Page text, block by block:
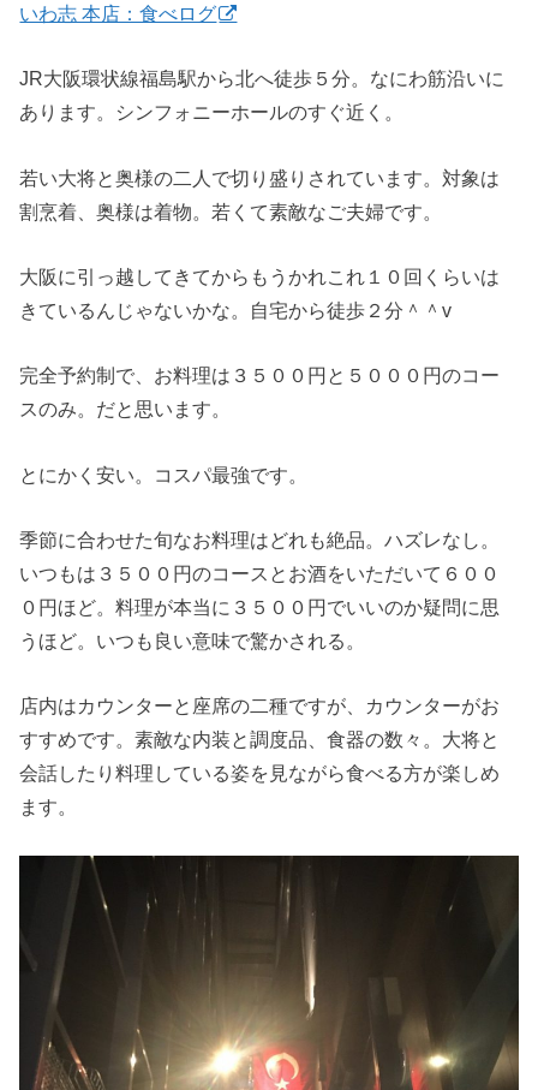
いわ志 本店：食べログ
JR大阪環状線福島駅から北へ徒歩５分。なにわ筋沿いに
あります。シンフォニーホールのすぐ近く。
若い大将と奥様の二人で切り盛りされています。対象は
割烹着、奥様は着物。若くて素敵なご夫婦です。
大阪に引っ越してきてからもうかれこれ１０回くらいは
きているんじゃないかな。自宅から徒歩２分＾＾v
完全予約制で、お料理は３５００円と５０００円のコー
スのみ。だと思います。
とにかく安い。コスパ最強です。
季節に合わせた旬なお料理はどれも絶品。ハズレなし。
いつもは３５００円のコースとお酒をいただいて６００
０円ほど。料理が本当に３５００円でいいのか疑問に思
うほど。いつも良い意味で驚かされる。
店内はカウンターと座席の二種ですが、カウンターがお
すすめです。素敵な内装と調度品、食器の数々。大将と
会話したり料理している姿を見ながら食べる方が楽しめ
ます。